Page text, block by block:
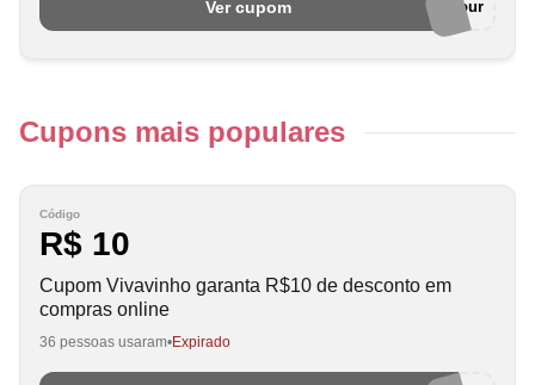
Ver cupom Happyhour
Cupons mais populares
Código
R$ 10
Cupom Vivavinho garanta R$10 de desconto em
compras online
36 pessoas usaram Expirado